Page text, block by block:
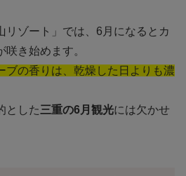
リゾート」では、6月になるとカ
き始めます。
ブの香りは、乾燥した日よりも濃
とした三重の6月観光には欠かせ